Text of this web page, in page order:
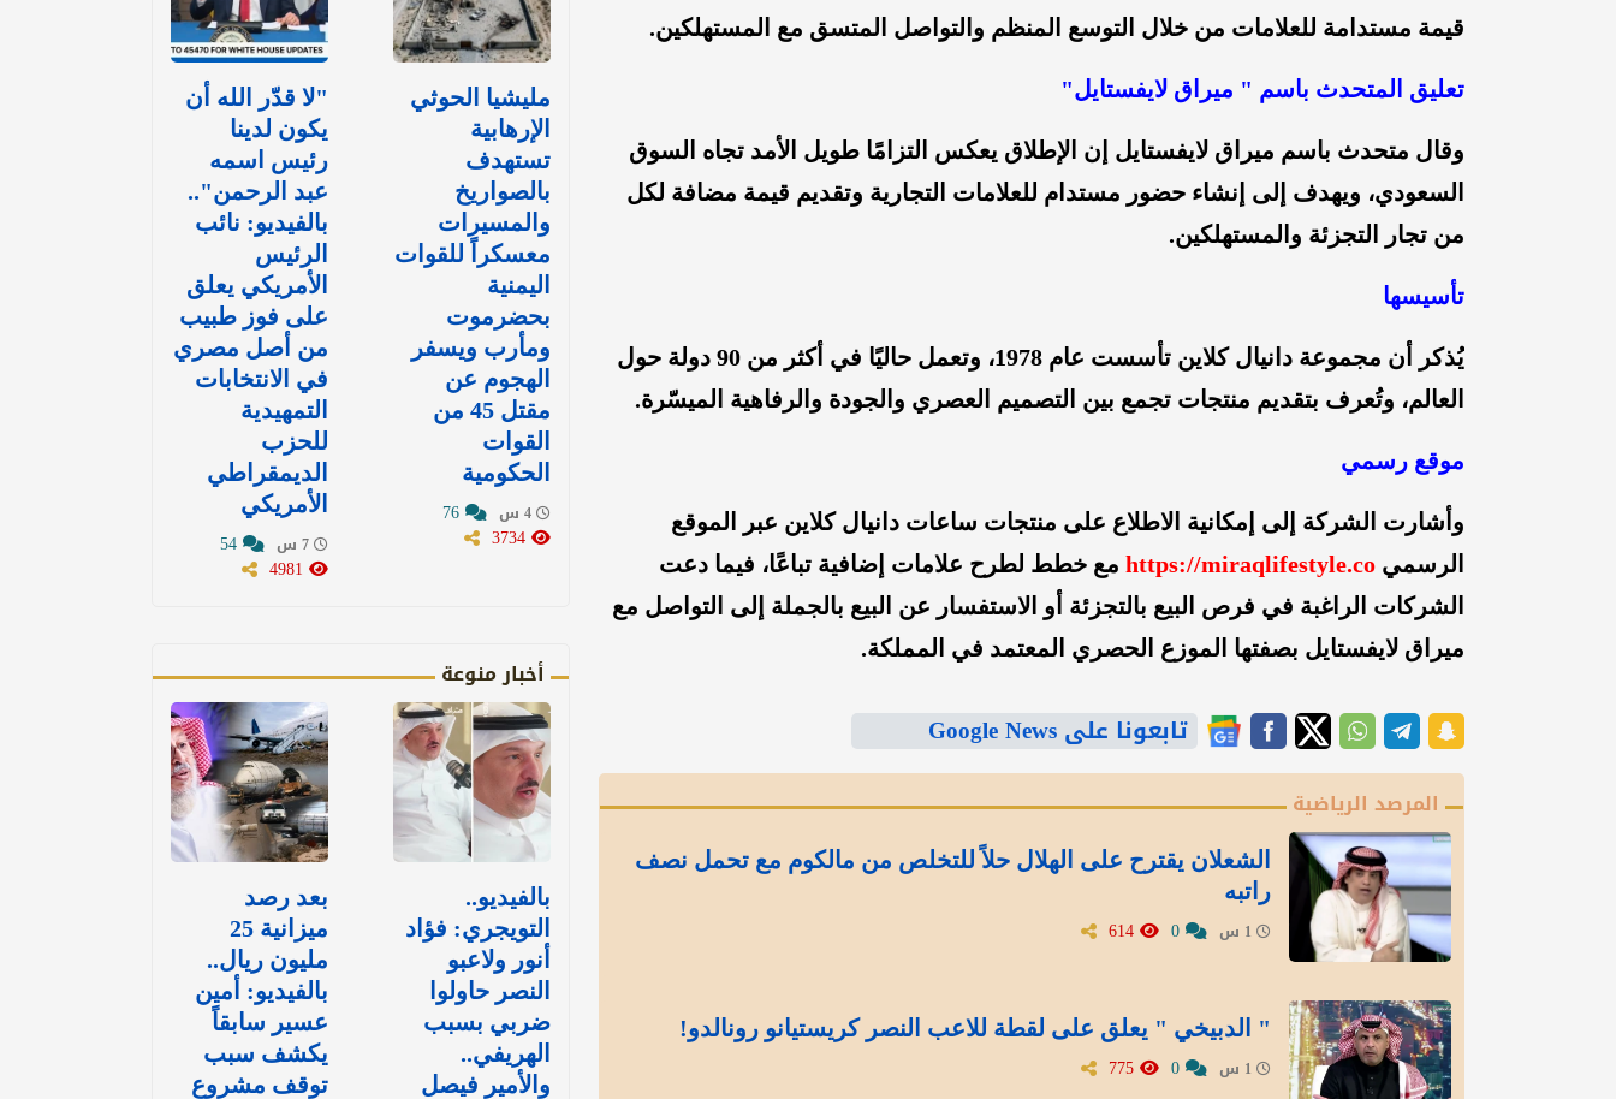
قيمة مستدامة للعلامات من خلال التوسع المنظم والتواصل المتسق مع المستهلكين.
تعليق المتحدث باسم " ميراق لايفستايل"
وقال متحدث باسم ميراق لايفستايل إن الإطلاق يعكس التزامًا طويل الأمد تجاه السوق
السعودي، ويهدف إلى إنشاء حضور مستدام للعلامات التجارية وتقديم قيمة مضافة لكل
من تجار التجزئة والمستهلكين.
تأسيسها
يُذكر أن مجموعة دانيال كلاين تأسست عام 1978، وتعمل حاليًا في أكثر من 90 دولة حول
العالم، وتُعرف بتقديم منتجات تجمع بين التصميم العصري والجودة والرفاهية الميسّرة.
موقع رسمي
وأشارت الشركة إلى إمكانية الاطلاع على منتجات ساعات دانيال كلاين عبر الموقع
الرسمي https://miraqlifestyle.co مع خطط لطرح علامات إضافية تباعًا، فيما دعت
الشركات الراغبة في فرص البيع بالتجزئة أو الاستفسار عن البيع بالجملة إلى التواصل مع
ميراق لايفستايل بصفتها الموزع الحصري المعتمد في المملكة.
تابعونا على Google News
المرصد الرياضية
الشعلان يقترح على الهلال حلاً للتخلص من مالكوم مع تحمل نصف
راتبه
" الدبيخي " يعلق على لقطة للاعب النصر كريستيانو رونالدو!
مليشيا الحوثي
الإرهابية
تستهدف
بالصواريخ
والمسيرات
معسكراً للقوات
اليمنية
بحضرموت
ومأرب ويسفر
الهجوم عن
مقتل 45 من
القوات
الحكومية
"لا قدّر الله أن
يكون لدينا
رئيس اسمه
عبد الرحمن"..
بالفيديو: نائب
الرئيس
الأمريكي يعلق
على فوز طبيب
من أصل مصري
في الانتخابات
التمهيدية
للحزب
الديمقراطي
الأمريكي
أخبار منوعة
بالفيديو..
التويجري: فؤاد
أنور ولاعبو
النصر حاولوا
ضربي بسبب
الهريفي..
والأمير فيصل
بعد رصد
ميزانية 25
مليون ريال..
بالفيديو: أمين
عسير سابقاً
يكشف سبب
توقف مشروع